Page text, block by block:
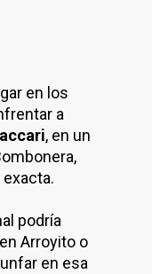
en los
a
, en un
podría
en Arroyito o
en esa